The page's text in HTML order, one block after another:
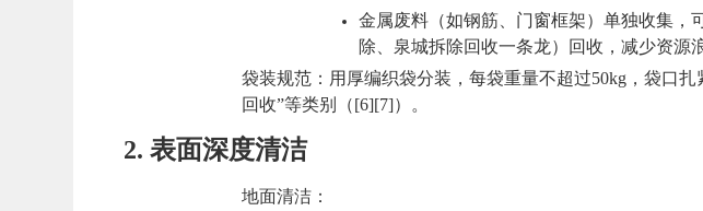
金属废料（如钢筋、门窗框架）单独收集，
除、泉城拆除回收一条龙）回收，减少资源
袋装规范：用厚编织袋分装，每袋重量不超过50kg，袋口扎
回收”等类别（[6][7]）。
2.表面深度清洁
地面清洁：